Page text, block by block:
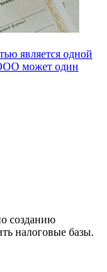
является одной
может один
созданию
налоговые базы.